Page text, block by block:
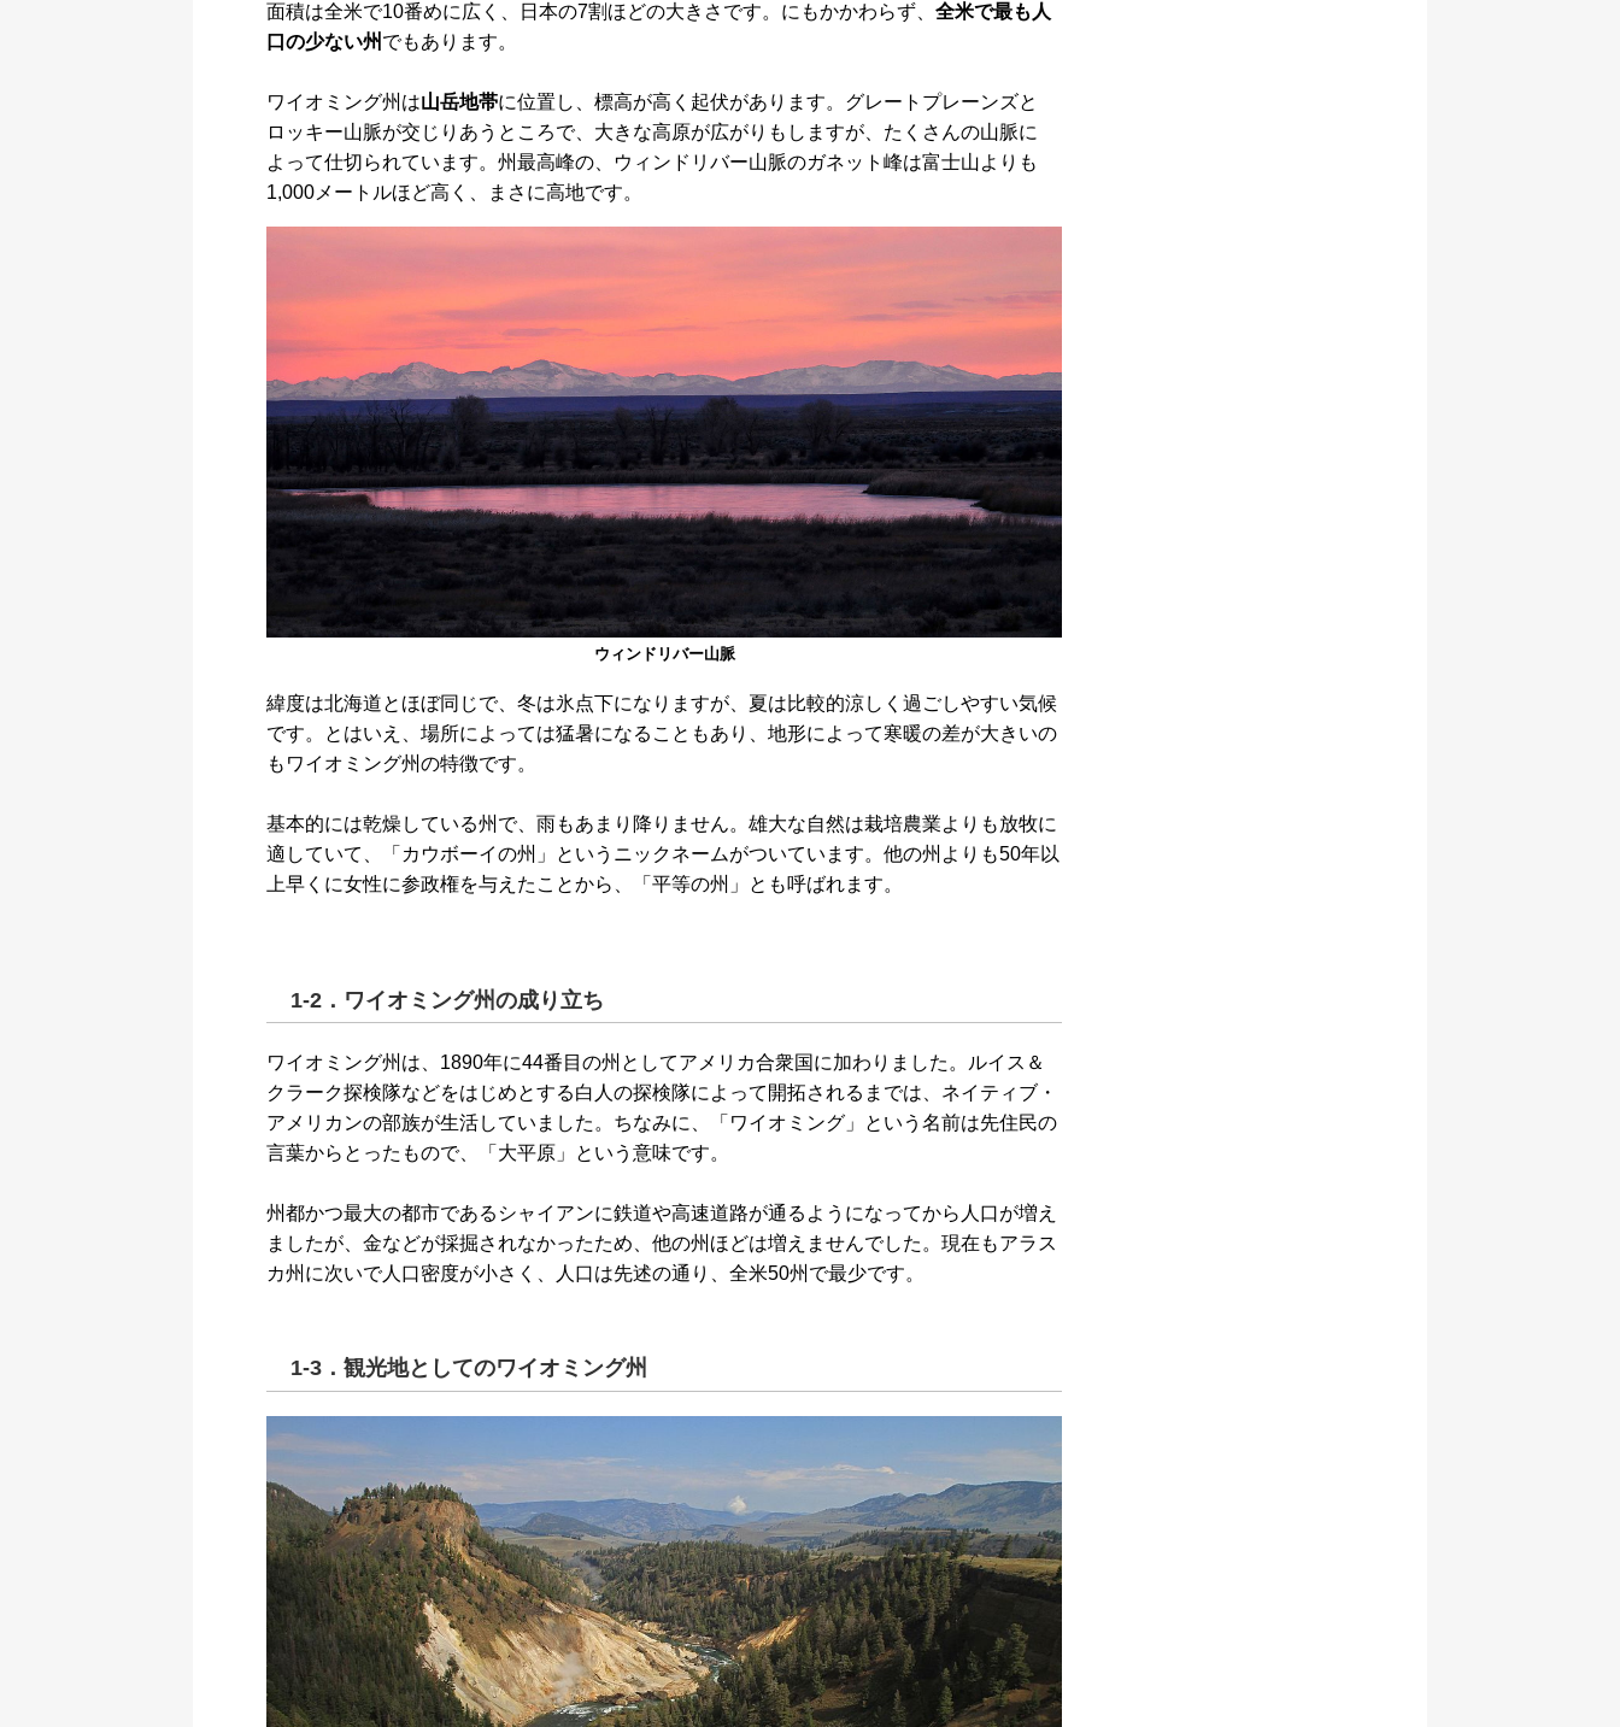
面積は全米で10番めに広く、日本の7割ほどの大きさです。にもかかわらず、 全米で最も人
口の少ない州 でもあります。
ワイオミング州は山岳地帯に位置し、標高が高く起伏があります。グレートプレーンズと
ロッキー山脈が交じりあうところで、大きな高原が広がりもしますが、たくさんの山脈に
よって仕切られています。州最高峰の、ウィンドリバー山脈のガネット峰は富士山よりも
1,000メートルほど高く、まさに高地です。
ウィンドリバー山脈
緯度は北海道とほぼ同じで、冬は氷点下になりますが、夏は比較的涼しく過ごしやすい気候
です。とはいえ、場所によっては猛暑になることもあり、地形によって寒暖の差が大きいの
もワイオミング州の特徴です。
基本的には乾燥している州で、雨もあまり降りません。雄大な自然は栽培農業よりも放牧に
適していて、「カウボーイの州」というニックネームがついています。他の州よりも50年以
上早くに女性に参政権を与えたことから、「平等の州」とも呼ばれます。
1-2．ワイオミング州の成り立ち
ワイオミング州は、1890年に44番目の州としてアメリカ合衆国に加わりました。ルイス＆
クラーク探検隊などをはじめとする白人の探検隊によって開拓されるまでは、ネイティブ・
アメリカンの部族が生活していました。ちなみに、「ワイオミング」という名前は先住民の
言葉からとったもので、「大平原」という意味です。
州都かつ最大の都市であるシャイアンに鉄道や高速道路が通るようになってから人口が増え
ましたが、金などが採掘されなかったため、他の州ほどは増えませんでした。現在もアラス
カ州に次いで人口密度が小さく、人口は先述の通り、全米50州で最少です。
1-3．観光地としてのワイオミング州